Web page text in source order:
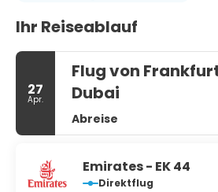
Ihr Reiseablauf
27
Apr.
Flug von
Dubai
Abreise
Emirates - EK 44
Direktflug